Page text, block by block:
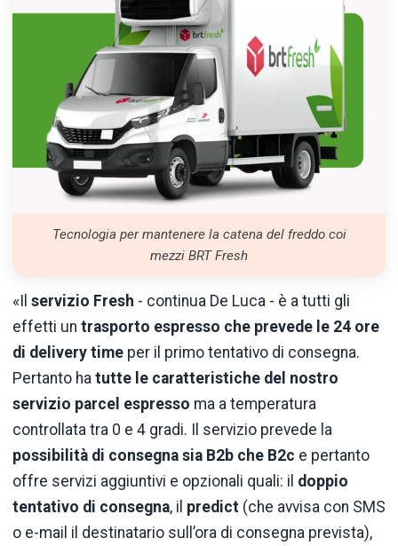
Tecnologia per mantenere la catena del freddo coi
mezzi BRT Fresh
«Il servizio Fresh - continua De Luca - è a tutti gli
effetti un trasporto espresso che prevede le 24 ore
di delivery time per il primo tentativo di consegna.
Pertanto ha tutte le caratteristiche del nostro
servizio parcel espresso ma a temperatura
controllata tra 0 e 4 gradi. Il servizio prevede la
possibilità di consegna sia B2b che B2c e pertanto
offre servizi aggiuntivi e opzionali quali: il doppio
tentativo di consegna, il predict (che avvisa con SMS
o e-mail il destinatario sull’ora di consegna prevista),